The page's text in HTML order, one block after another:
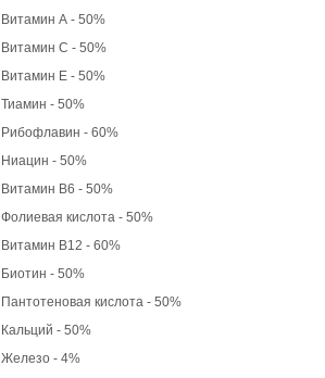
Витамин А - 50%
Витамин C - 50%
Витамин Е - 50%
Тиамин - 50%
Рибофлавин - 60%
Ниацин - 50%
Витамин B6 - 50%
Фолиевая кислота - 50%
Витамин B12 - 60%
Биотин - 50%
Пантотеновая кислота - 50%
Кальций - 50%
Железо - 4%